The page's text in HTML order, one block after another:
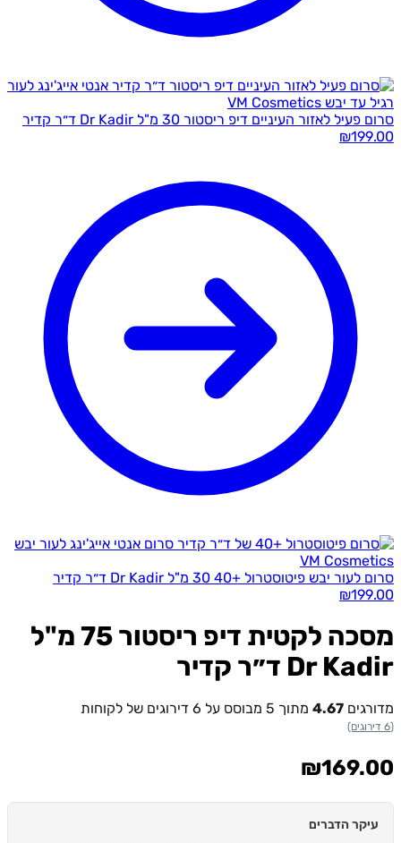
סרום פעיל לאזור העיניים דיפ ריסטור 30 מ"ל Dr Kadir ד״ר קדיר
₪199.00
סרום לעור יבש פיטוסטרול +40 30 מ"ל Dr Kadir ד״ר קדיר
₪199.00
מסכה לקטית דיפ ריסטור 75 מ"ל
Dr Kadir ד״ר קדיר
מדורגים 4.67 מתוך 5 מבוסס על 6 דירוגים של לקוחות
(6 דירוגים)
₪169.00
עיקר הדברים